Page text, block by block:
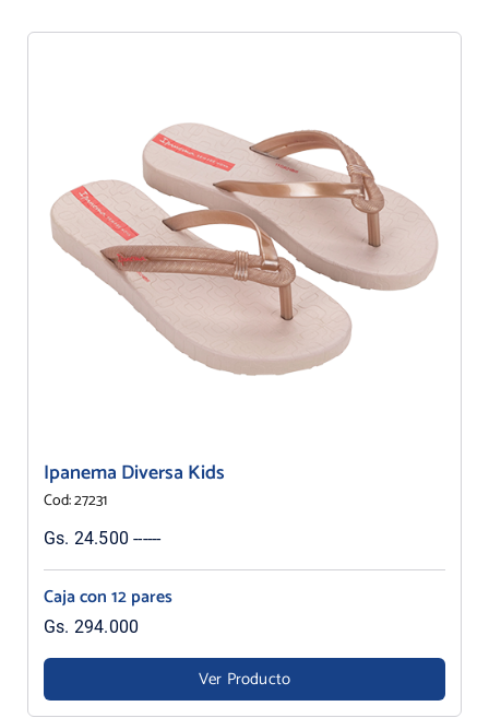
Ipanema Diversa Kids
Cod: 27231
Gs. 24.500 ------
Caja con 12 pares
Gs. 294.000
Ver Producto